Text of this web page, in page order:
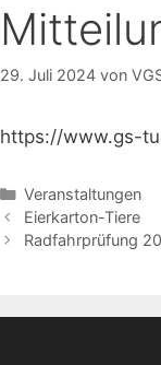
29. Juli 2024 von
https://www.gs-
Kategorien
Veranstaltungen
Eierkarton-Tiere
Radfahrprüfung